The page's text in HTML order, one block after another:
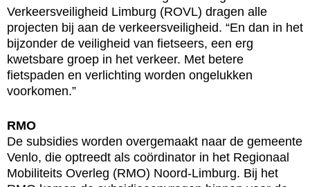
Verkeersveiligheid Limburg (ROVL) dragen alle
projecten bij aan de verkeersveiligheid. “En dan in het
bijzonder de veiligheid van fietseers, een erg
kwetsbare groep in het verkeer. Met betere
fietspaden en verlichting worden ongelukken
voorkomen.”
RMO
De subsidies worden overgemaakt naar de gemeente
Venlo, die optreedt als coördinator in het Regionaal
Mobiliteits Overleg (RMO) Noord-Limburg. Bij het